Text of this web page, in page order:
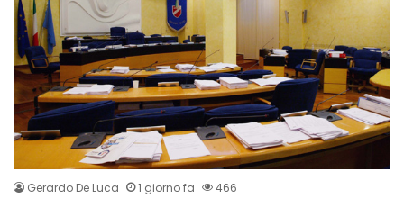
Gerardo De Luca 1 giorno fa 466